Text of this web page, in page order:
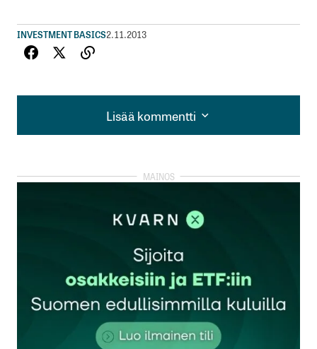
INVESTMENT BASICS2.11.2013
Lisää kommentti
Lisää kommentti
kirjautua
rekisteröityä
Sähköpostiosoitettasi ei julkaista.Pakolliset
kentät on merkitty*